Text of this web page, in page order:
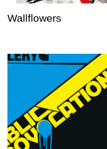
Wallflowers